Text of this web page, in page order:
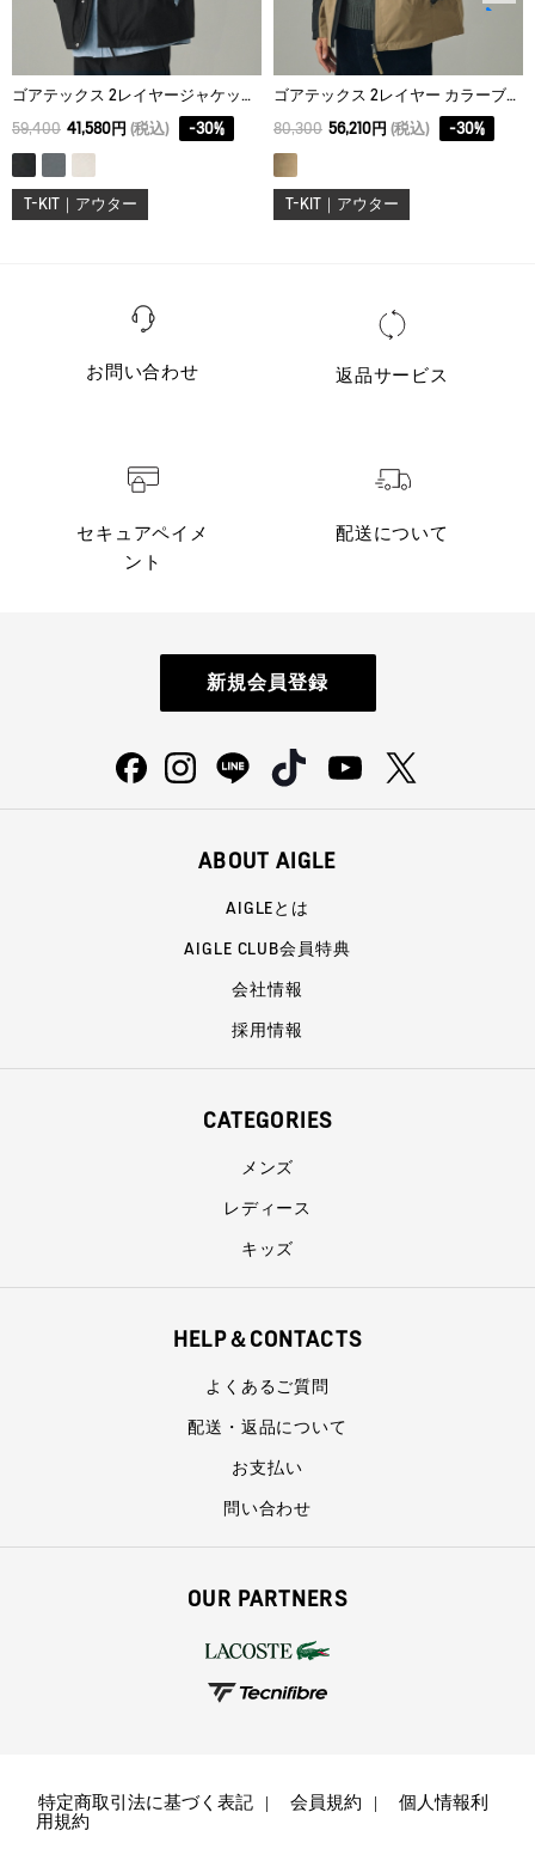
ゴアテックス 2レイヤージャケット T-KIT
59,400 41,580円 (税込) -30%
T-KIT｜アウター
ゴアテックス 2レイヤー カラーブロックジャケット T-KIT
80,300 56,210円 (税込) -30%
T-KIT｜アウター
お問い合わせ 返品サービス
セキュアペイメ
ント
配送について
新規会員登録
ABOUT AIGLE
AIGLEとは
AIGLE CLUB会員特典
会社情報
採用情報
CATEGORIES
メンズ
レディース
キッズ
HELP＆CONTACTS
よくあるご質問
配送・返品について
お支払い
問い合わせ
OUR PARTNERS
特定商取引法に基づく表記 会員規約
個人情報利
用規約